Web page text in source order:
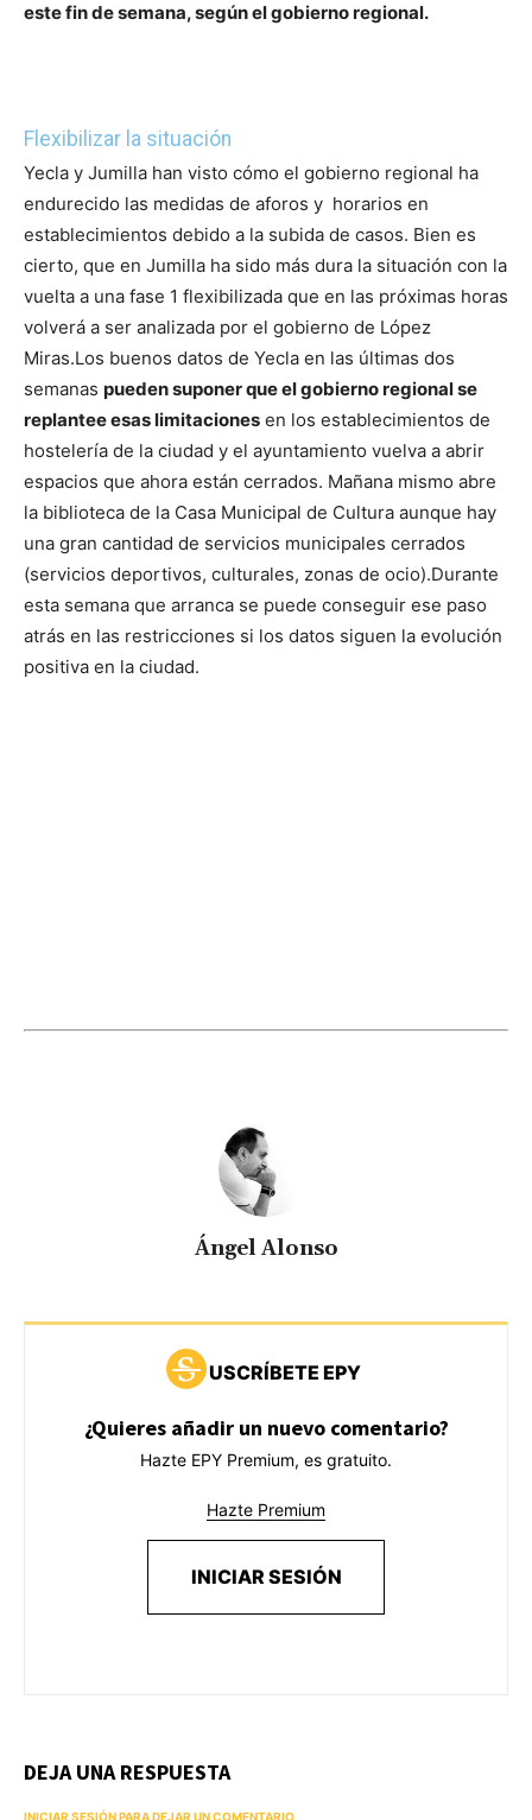
este fin de semana, según el gobierno regional.
Flexibilizar la situación
Yecla y Jumilla han visto cómo el gobierno regional ha
endurecido las medidas de aforos y horarios en
establecimientos debido a la subida de casos. Bien es
cierto, que en Jumilla ha sido más dura la situación con la
vuelta a una fase 1 flexibilizada que en las próximas horas
volverá a ser analizada por el gobierno de López
Miras.Los buenos datos de Yecla en las últimas dos
semanas pueden suponer que el gobierno regional se
replantee esas limitaciones en los establecimientos de
hostelería de la ciudad y el ayuntamiento vuelva a abrir
espacios que ahora están cerrados. Mañana mismo abre
la biblioteca de la Casa Municipal de Cultura aunque hay
una gran cantidad de servicios municipales cerrados
(servicios deportivos, culturales, zonas de ocio).Durante
esta semana que arranca se puede conseguir ese paso
atrás en las restricciones si los datos siguen la evolución
positiva en la ciudad.
Ángel Alonso
USCRÍBETE EPY
¿Quieres añadir un nuevo comentario?
Hazte EPY Premium, es gratuito.
Hazte Premium
INICIAR SESIÓN
DEJA UNA RESPUESTA
INICIAR SESIÓN PARA DEJAR UN COMENTARIO